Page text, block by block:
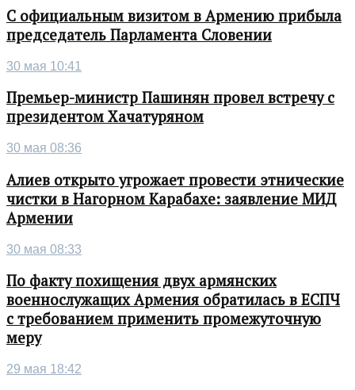
С официальным визитом в Армению прибыла
председатель Парламента Словении
30 мая 10:41
Премьер-министр Пашинян провел встречу с
президентом Хачатуряном
30 мая 08:36
Алиев открыто угрожает провести этнические
чистки в Нагорном Карабахе: заявление МИД
Армении
30 мая 08:33
По факту похищения двух армянских
военнослужащих Армения обратилась в ЕСПЧ
с требованием применить промежуточную
меру
29 мая 18:42